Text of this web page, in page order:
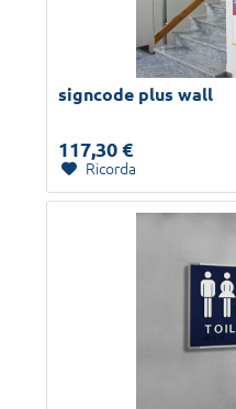
signcode plus wall
117,30 €
Ricorda